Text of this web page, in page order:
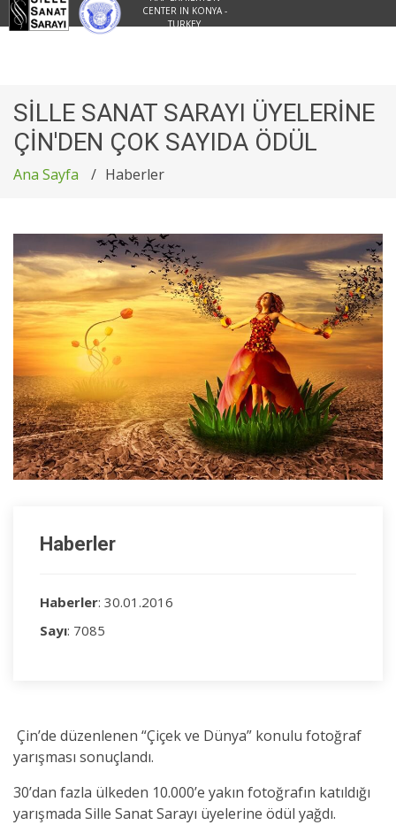
CENTER IN KONYA -
TURKEY
SİLLE SANAT SARAYI ÜYELERİNE
ÇİN'DEN ÇOK SAYIDA ÖDÜL
Ana Sayfa Haberler
Haberler
Haberler: 30.01.2016
Sayı: 7085
Çin’de düzenlenen “Çiçek ve Dünya” konulu fotoğraf
yarışması sonuçlandı.
30’dan fazla ülkeden 10.000’e yakın fotoğrafın katıldığı
yarışmada Sille Sanat Sarayı üyelerine ödül yağdı.